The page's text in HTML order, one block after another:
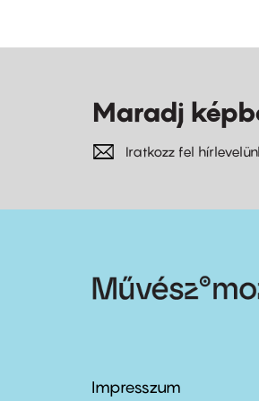
Maradj
Iratkozz fel
Impresszum